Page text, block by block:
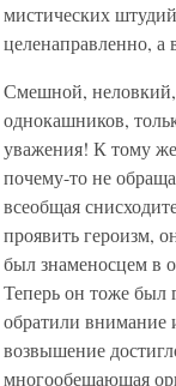
мистических
целенаправленно, а
Смешной,
однокашников,
уважения! К тому
почему-то не
всеобщая
проявить героизм,
был знаменосцем в
Теперь он тоже был
обратили внимание
возвышение
многообещающая